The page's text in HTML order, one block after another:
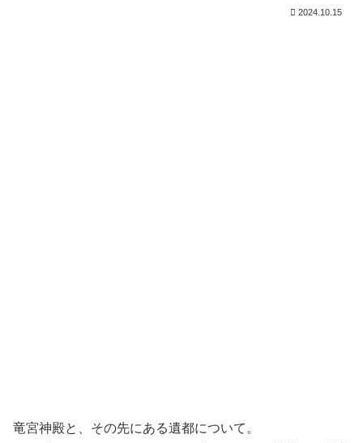
2024.10.15
竜宮神殿と、その先にある遺都について。